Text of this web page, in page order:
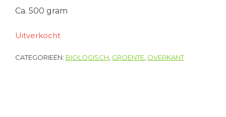
Ca. 500 gram
Uitverkocht
CATEGORIEËN: BIOLOGISCH GROENTE OVERKANT